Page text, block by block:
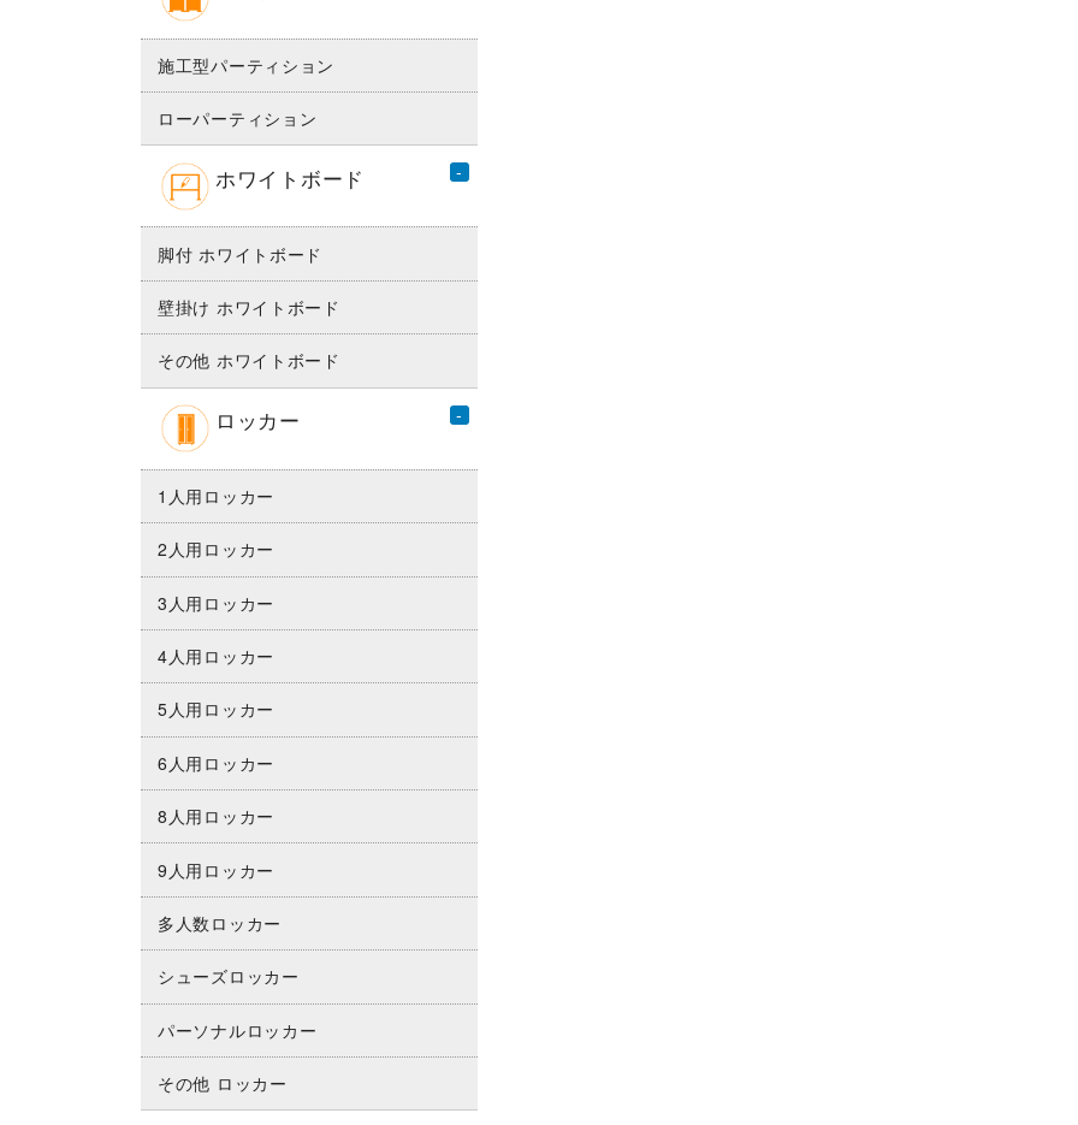
施工型パーティション
ローパーティション
ホワイトボード
脚付 ホワイトボード
壁掛け ホワイトボード
その他 ホワイトボード
ロッカー
1人用ロッカー
2人用ロッカー
3人用ロッカー
4人用ロッカー
5人用ロッカー
6人用ロッカー
8人用ロッカー
9人用ロッカー
多人数ロッカー
シューズロッカー
パーソナルロッカー
その他 ロッカー